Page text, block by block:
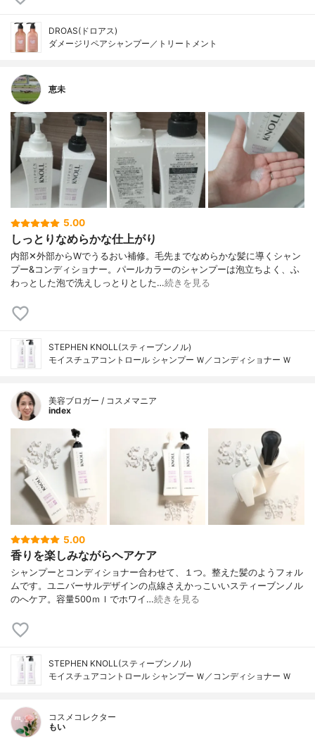
DROAS(ドロアス)
ダメージリペアシャンプー／トリートメント
恵未
5.00
しっとりなめらかな仕上がり
内部✕外部からWでうるおい補修。毛先までなめらかな髪に導くシャン
プー&コンディショナー。パールカラーのシャンプーは泡立ちよく、ふ
わっとした泡で洗えしっとりとした…続きを見る
STEPHEN KNOLL(スティーブンノル)
モイスチュアコントロール シャンプー Ｗ／コンディショナー Ｗ
美容ブロガー / コスメマニア
index
5.00
香りを楽しみながらヘアケア
シャンプーとコンディショナー合わせて、１つ。整えた髪のようフォル
ムです。ユニバーサルデザインの点線さえかっこいいスティーブンノル
のへケア。容量500ｍｌでホワイ…続きを見る
STEPHEN KNOLL(スティーブンノル)
モイスチュアコントロール シャンプー Ｗ／コンディショナー Ｗ
コスメコレクター
もい